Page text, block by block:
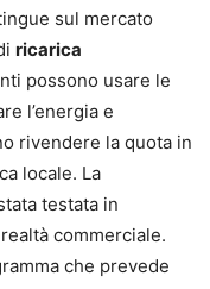
sul mercato
ricarica
possono usare le
l’energia e
rivendere la quota in
locale. La
testata in
commerciale.
che prevede